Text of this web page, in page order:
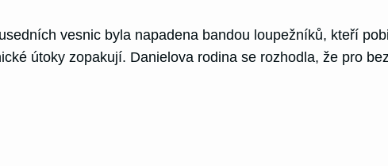
vesnic byla napadena bandou loupežníků, kteří
útoky zopakují. Danielova rodina se rozhodla, že pro